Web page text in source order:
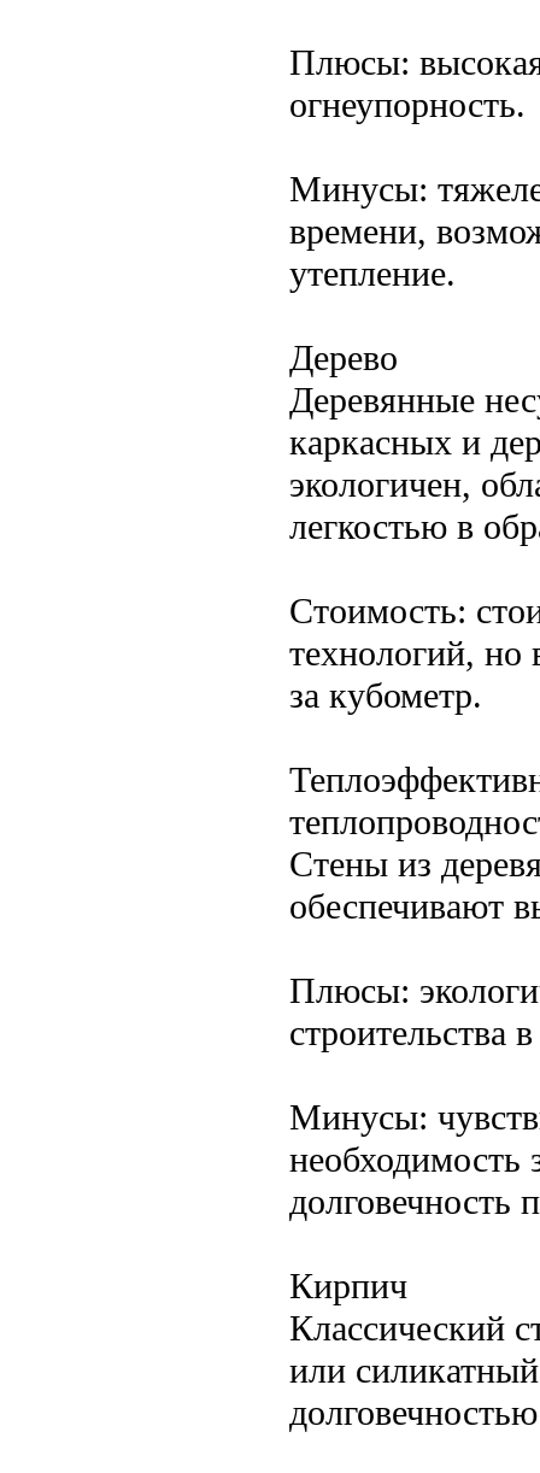
Плюсы:
огнеупорность.
Минусы:
времени,
утепление.
Дерево
Деревянные
каркасных и
экологичен,
легкостью в
Стоимость:
технологий, но
за кубометр.
Стены из
обеспечивают
Плюсы:
строительства
Минусы:
долговечность
Кирпич
Классический
или